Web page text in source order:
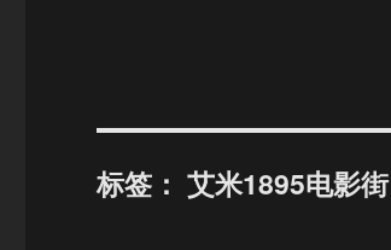
标签：艾米1895电影街